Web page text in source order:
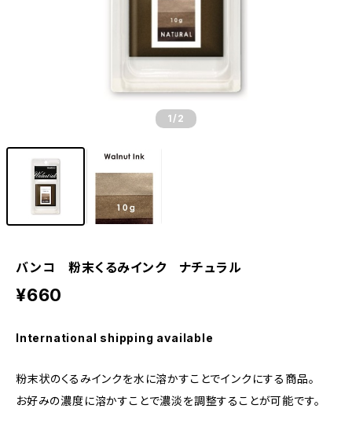
1 /2
バンコ 粉末くるみインク ナチュラル
¥660
International shipping available
粉末状のくるみインクを水に溶かすことでインクにする商品。
お好みの濃度に溶かすことで濃淡を調整することが可能です。